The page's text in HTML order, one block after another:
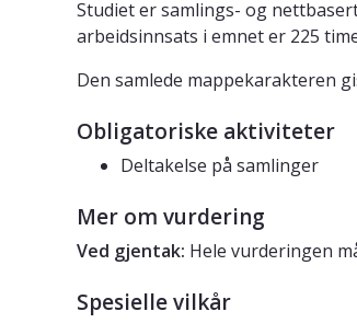
Studiet er samlings- og
arbeidsinnsats i emnet er 225
Den samlede mappekarakteren
Obligatoriske aktiviteter
Deltakelse på samlinger
Mer om vurdering
Ved gjentak: Hele vurderingen
Spesielle vilkår